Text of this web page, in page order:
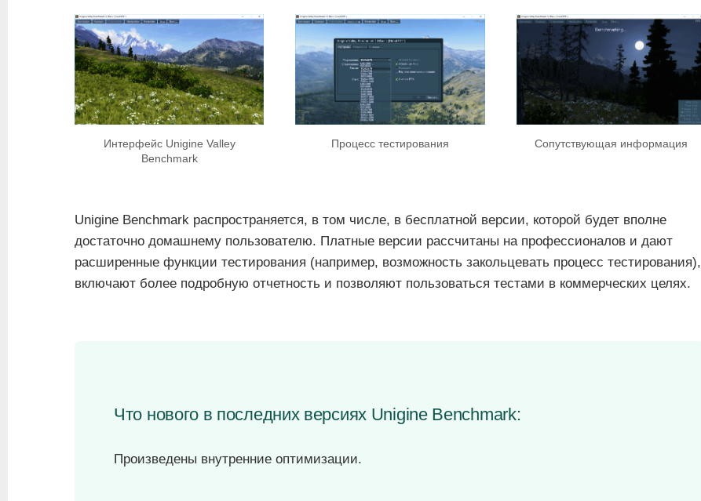
Интерфейс Unigine Valley
Benchmark
Процесс тестирования Сопутствующая информация
Unigine Benchmark распространяется, в том числе, в бесплатной версии, которой будет вполне
достаточно домашнему пользователю. Платные версии рассчитаны на профессионалов и дают
расширенные функции тестирования (например, возможность закольцевать процесс тестирования),
включают более подробную отчетность и позволяют пользоваться тестами в коммерческих целях.
Что нового в последних версиях Unigine Benchmark:
Произведены внутренние оптимизации.